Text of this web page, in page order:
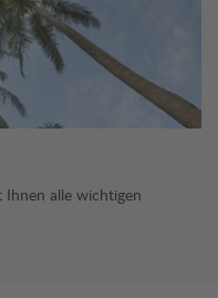
Ihnen alle wichtigen